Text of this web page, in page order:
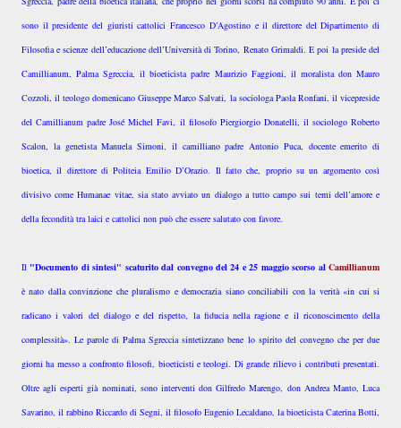
sono il presidente del giuristi cattolici Francesco D’Agostino e il direttore del Dipartimento di
Filosofia e scienze dell’educazione dell’Università di Torino, Renato Grimaldi. E poi la preside del
Camillianum, Palma Sgreccia, il bioeticista padre Maurizio Faggioni, il moralista don Mauro
Cozzoli, il teologo domenicano Giuseppe Marco Salvati, la sociologa Paola Ronfani, il vicepreside
del Camillianum padre José Michel Favi, il filosofo Piergiorgio Donatelli, il sociologo Roberto
Scalon, la genetista Manuela Simoni, il camilliano padre Antonio Puca, docente emerito di
bioetica, il direttore di Politeia Emilio D’Orazio. Il fatto che, proprio su un argomento così
divisivo come Humanae vitae, sia stato avviato un dialogo a tutto campo sui temi dell’amore e
della fecondità tra laici e cattolici non può che essere salutato con favore.
Il "Documento di sintesi" scaturito dal convegno del 24 e 25 maggio scorso alCamillianum
è nato dalla convinzione che pluralismo e democrazia siano conciliabili con la verità «in cui si
radicano i valori del dialogo e del rispetto, la fiducia nella ragione e il riconoscimento della
complessità». Le parole di Palma Sgreccia sintetizzano bene lo spirito del convegno che per due
giorni ha messo a confronto filosofi, bioeticisti e teologi. Di grande rilievo i contributi presentati.
Oltre agli esperti già nominati, sono interventi don Gilfredo Marengo, don Andrea Manto, Luca
Savarino, il rabbino Riccardo di Segni, il filosofo Eugenio Lecaldano, la bioeticista Caterina Botti,